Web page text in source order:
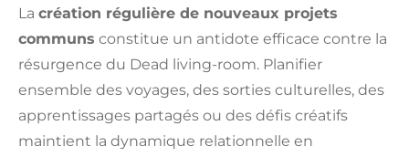
La création régulière de nouveaux projets
communs constitue un antidote efficace contre la
résurgence du Dead living-room. Planifier
ensemble des voyages, des sorties culturelles, des
apprentissages partagés ou des défis créatifs
maintient la dynamique relationnelle en